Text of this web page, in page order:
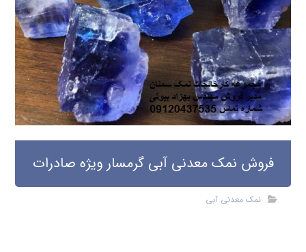
فروش نمک معدنی آبی گرمسار ویژه صادرات
نمک معدنی آبی